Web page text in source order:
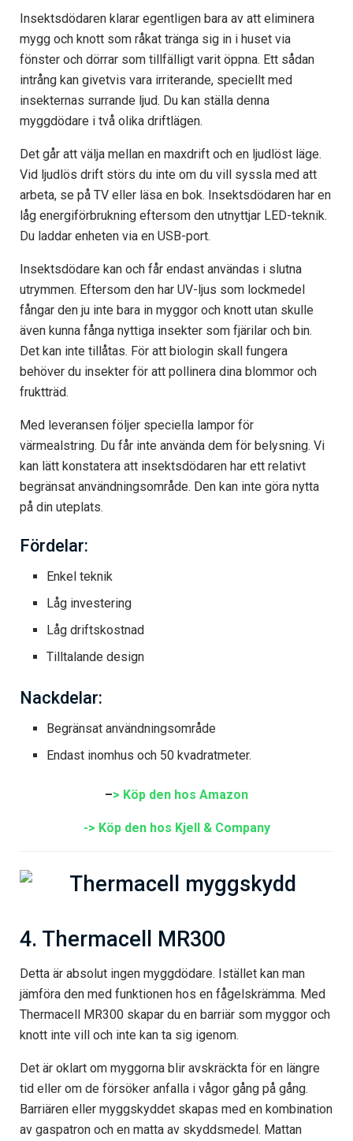
Insektsdödaren klarar egentligen bara av att eliminera
mygg och knott som råkat tränga sig in i huset via
fönster och dörrar som tillfälligt varit öppna. Ett sådan
intrång kan givetvis vara irriterande, speciellt med
insekternas surrande ljud. Du kan ställa denna
myggdödare i två olika driftlägen.
Det går att välja mellan en maxdrift och en ljudlöst läge.
Vid ljudlös drift störs du inte om du vill syssla med att
arbeta, se på TV eller läsa en bok. Insektsdödaren har en
låg energiförbrukning eftersom den utnyttjar LED-teknik.
Du laddar enheten via en USB-port.
Insektsdödare kan och får endast användas i slutna
utrymmen. Eftersom den har UV-ljus som lockmedel
fångar den ju inte bara in myggor och knott utan skulle
även kunna fånga nyttiga insekter som fjärilar och bin.
Det kan inte tillåtas. För att biologin skall fungera
behöver du insekter för att pollinera dina blommor och
fruktträd.
Med leveransen följer speciella lampor för
värmealstring. Du får inte använda dem för belysning. Vi
kan lätt konstatera att insektsdödaren har ett relativt
begränsat användningsområde. Den kan inte göra nytta
på din uteplats.
Fördelar:
Enkel teknik
Låg investering
Låg driftskostnad
Tilltalande design
Nackdelar:
Begränsat användningsområde
Endast inomhus och 50 kvadratmeter.
–> Köp den hos Amazon
-> Köp den hos Kjell & Company
4. Thermacell MR300
Detta är absolut ingen myggdödare. Istället kan man
jämföra den med funktionen hos en fågelskrämma. Med
Thermacell MR300 skapar du en barriär som myggor och
knott inte vill och inte kan ta sig igenom.
Det är oklart om myggorna blir avskräckta för en längre
tid eller om de försöker anfalla i vågor gång på gång.
Barriären eller myggskyddet skapas med en kombination
av gaspatron och en matta av skyddsmedel. Mattan